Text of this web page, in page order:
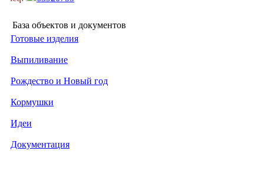
База объектов и документов
Готовые изделия
Выпиливание
Рождество и Новый год
Кормушки
Идеи
Документация